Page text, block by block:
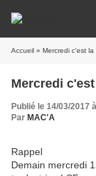
Accueil » Mercredi c'est
Mercredi
Publié le 14/03/2017
Par MAC'A
Rappel
Demain mercredi